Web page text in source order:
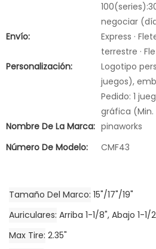
negociar
Envío:
Express ·
terrestre ·
Personalización:
Logotipo
juegos),
Pedido: 1
gráfica (Min.
Nombre De La Marca: pinaworks
Número De Modelo:
CMF43
Tamaño Del Marco 15"/17"/19"
Auriculares Arriba 1-1/8", Abajo 1-1/
Max Tire 2.35"